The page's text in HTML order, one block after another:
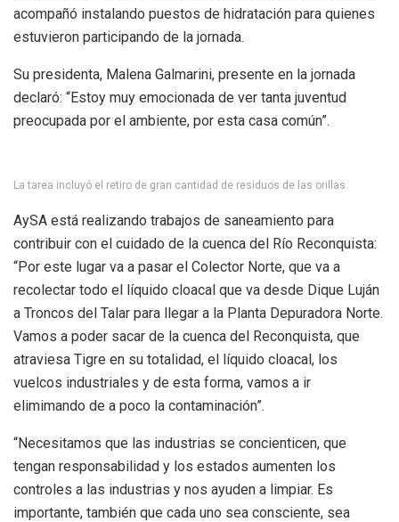
acompañó instalando puestos de hidratación para quienes
estuvieron participando de la jornada.
Su presidenta, Malena Galmarini, presente en la jornada
declaró: “Estoy muy emocionada de ver tanta juventud
preocupada por el ambiente, por esta casa común”.
La tarea incluyó el retiro de gran cantidad de residuos de las orillas.
AySA está realizando trabajos de saneamiento para
contribuir con el cuidado de la cuenca del Río Reconquista:
“Por este lugar va a pasar el Colector Norte, que va a
recolectar todo el líquido cloacal que va desde Dique Luján
a Troncos del Talar para llegar a la Planta Depuradora Norte.
Vamos a poder sacar de la cuenca del Reconquista, que
atraviesa Tigre en su totalidad, el líquido cloacal, los
vuelcos industriales y de esta forma, vamos a ir
elimimando de a poco la contaminación”.
“Necesitamos que las industrias se concienticen, que
tengan responsabilidad y los estados aumenten los
controles a las industrias y nos ayuden a limpiar. Es
importante, también que cada uno sea consciente, sea